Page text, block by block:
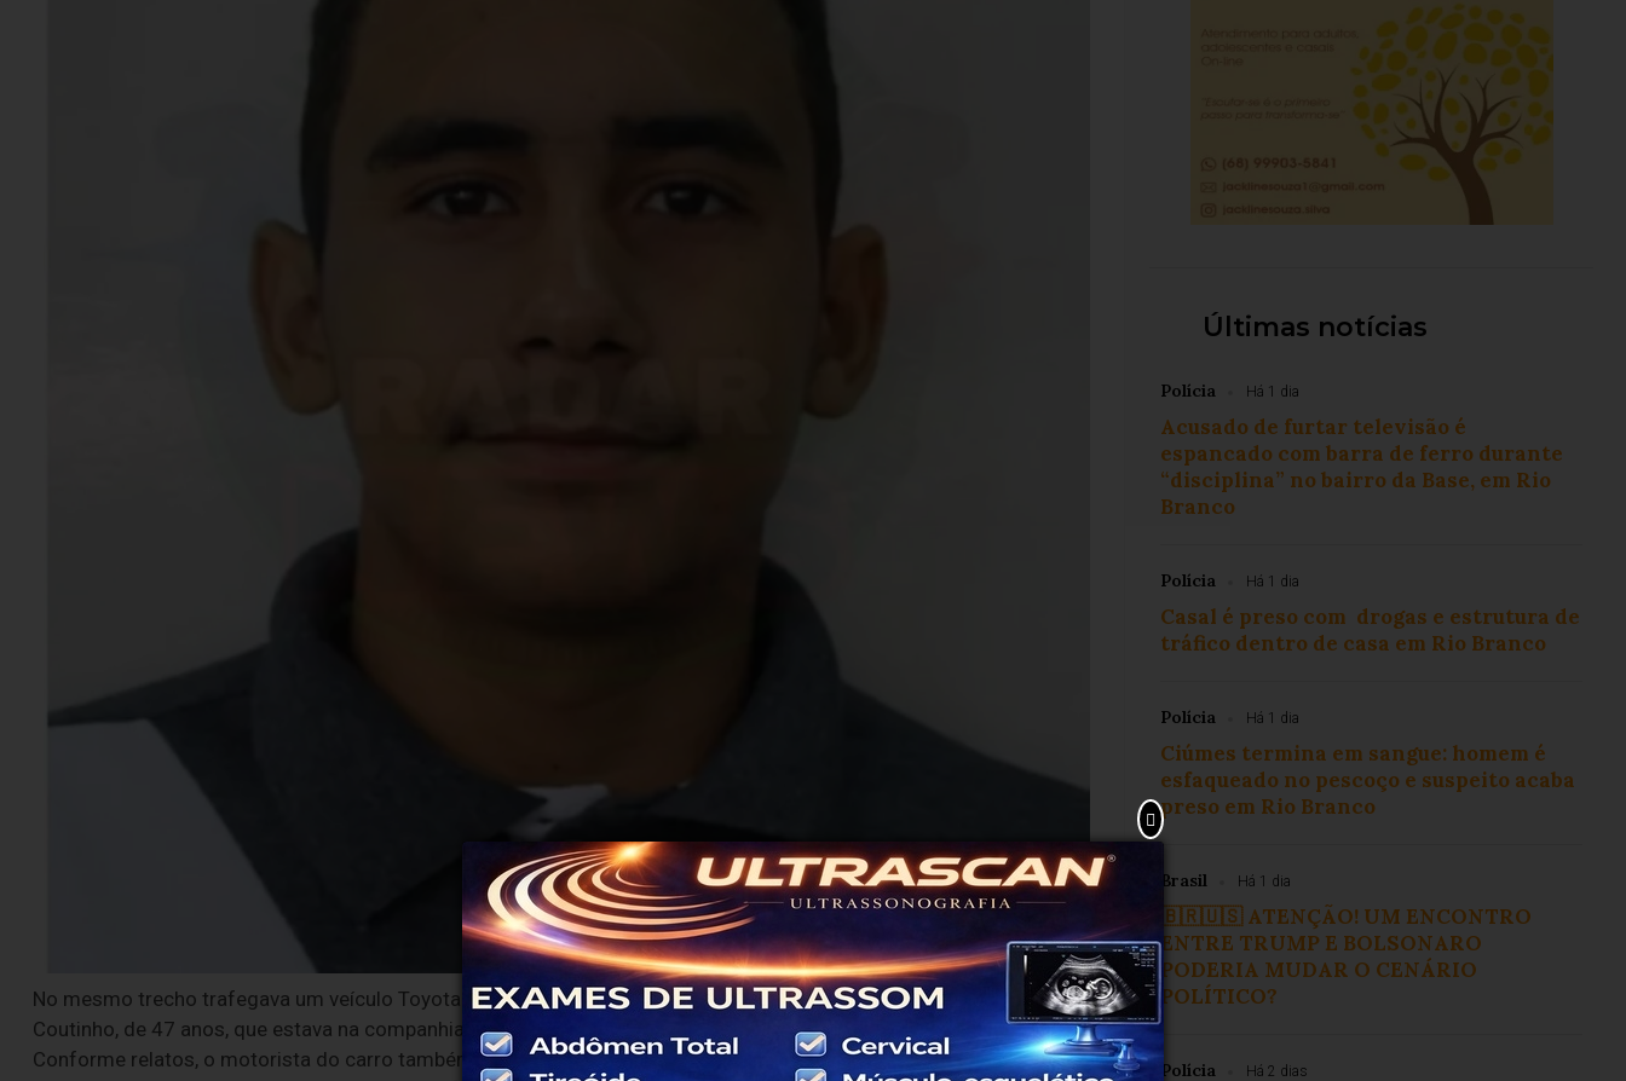
No mesmo trecho trafegava um veículo Toyota SW4, de cor preta, conduzido pelo pastor Carlos Roberto Carneiro
Coutinho, de 47 anos, que estava na companhia da vereadora Évila dos Santos, do município de Porto Acre.
Conforme relatos, o motorista do carro também mudou de faixa no mesmo instante em que o motociclista
Últimas notícias
Polícia Há 1 dia
Acusado de furtar televisão é
espancado com barra de ferro durante
“disciplina” no bairro da Base, em Rio
Branco
Polícia Há 1 dia
Casal é preso com drogas e estrutura de
tráfico dentro de casa em Rio Branco
Polícia Há 1 dia
Ciúmes termina em sangue: homem é
esfaqueado no pescoço e suspeito acaba
preso em Rio Branco
Brasil Há 1 dia
🇧🇷🇺🇸 ATENÇÃO! UM ENCONTRO
ENTRE TRUMP E BOLSONARO
PODERIA MUDAR O CENÁRIO
POLÍTICO?
Polícia Há 2 dias